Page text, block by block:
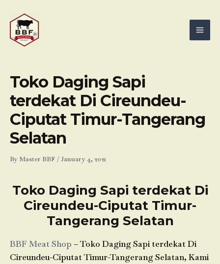
content
Toko Daging Sapi
terdekat Di Cireundeu-
Ciputat Timur-Tangerang
Selatan
By Master BBF /January 4, 2021
Toko Daging Sapi terdekat Di
Cireundeu-Ciputat Timur-
Tangerang Selatan
BBF Meat Shop – Toko Daging Sapi terdekat Di
Cireundeu-Ciputat Timur-Tangerang Selatan, Kami